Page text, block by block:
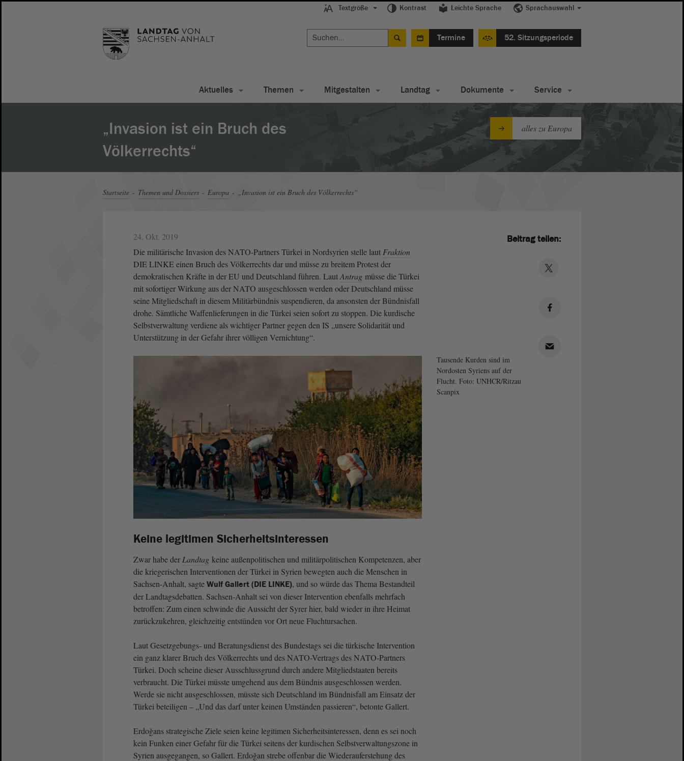
Textgröße Kontrast Leichte Sprache Sprachauswahl
Termine 52. Sitzungsperiode
Aktuelles Themen Mitgestalten Landtag Dokumente Service
„Invasion ist ein Bruch des
Völkerrechts“
alles zu Europa
Startseite Themen und Dossiers Europa „Invasion ist ein Bruch des Völkerrechts“
24. Okt. 2019
Die militärische Invasion des NATO-Partners Türkei in Nordsyrien stelle laut Fraktion
DIE LINKE einen Bruch des Völkerrechts dar und müsse zu breitem Protest der
demokratischen Kräfte in der EU und Deutschland führen. LautAntrag müsse die Türkei
mit sofortiger Wirkung aus der NATO ausgeschlossen werden oder Deutschland müsse
seine Mitgliedschaft in diesem Militärbündnis suspendieren, da ansonsten der Bündnisfall
drohe. Sämtliche Waffenlieferungen in die Türkei seien sofort zu stoppen. Die kurdische
Selbstverwaltung verdiene als wichtiger Partner gegen den IS „unsere Solidarität und
Unterstützung in der Gefahr ihrer völligen Vernichtung“.
Tausende Kurden sind im
Nordosten Syriens auf der
Flucht. Foto: UNHCR/Ritzau
Scanpix
Keine legitimen Sicherheitsinteressen
Zwar habe der Landtag keine außenpolitischen und militärpolitischen Kompetenzen, aber
die kriegerischen Interventionen der Türkei in Syrien bewegten auch die Menschen in
Sachsen-Anhalt, sagte Wulf Gallert (DIE LINKE), und so würde das Thema Bestandteil
der Landtagsdebatten. Sachsen-Anhalt sei von dieser Intervention ebenfalls mehrfach
betroffen: Zum einen schwinde die Aussicht der Syrer hier, bald wieder in ihre Heimat
zurückzukehren, gleichzeitig entstünden vor Ort neue Fluchtursachen.
Laut Gesetzgebungs- und Beratungsdienst des Bundestags sei die türkische Intervention
ein ganz klarer Bruch des Völkerrechts und des NATO-Vertrags des NATO-Partners
Türkei. Doch scheine dieser Ausschlussgrund durch andere Mitgliedstaaten bereits
verbraucht. Die Türkei müsste umgehend aus dem Bündnis ausgeschlossen werden.
Werde sie nicht ausgeschlossen, müsste sich Deutschland im Bündnisfall am Einsatz der
Türkei beteiligen – „Und das darf unter keinen Umständen passieren“, betonte Gallert.
Erdoğans strategische Ziele seien keine legitimen Sicherheitsinteressen, denn es sei noch
kein Funken einer Gefahr für die Türkei seitens der kurdischen Selbstverwaltungszone in
Syrien ausgegangen, so Gallert. Erdoğan strebe offenbar die Wiederauferstehung des
Beitrag teilen: